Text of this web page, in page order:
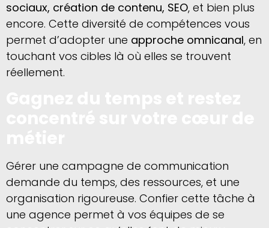
sociaux, création de contenu, SEO, et bien plus
encore. Cette diversité de compétences vous
permet d’adopter une approche omnicanal, en
touchant vos cibles là où elles se trouvent
réellement.
Gérer une campagne de communication
demande du temps, des ressources, et une
organisation rigoureuse. Confier cette tâche à
une agence permet à vos équipes de se